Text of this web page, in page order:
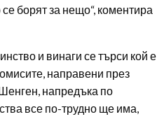
борят за нещо“, коментира
и винаги се търси кой е
направени през
напредъка по
все по-трудно ще има,